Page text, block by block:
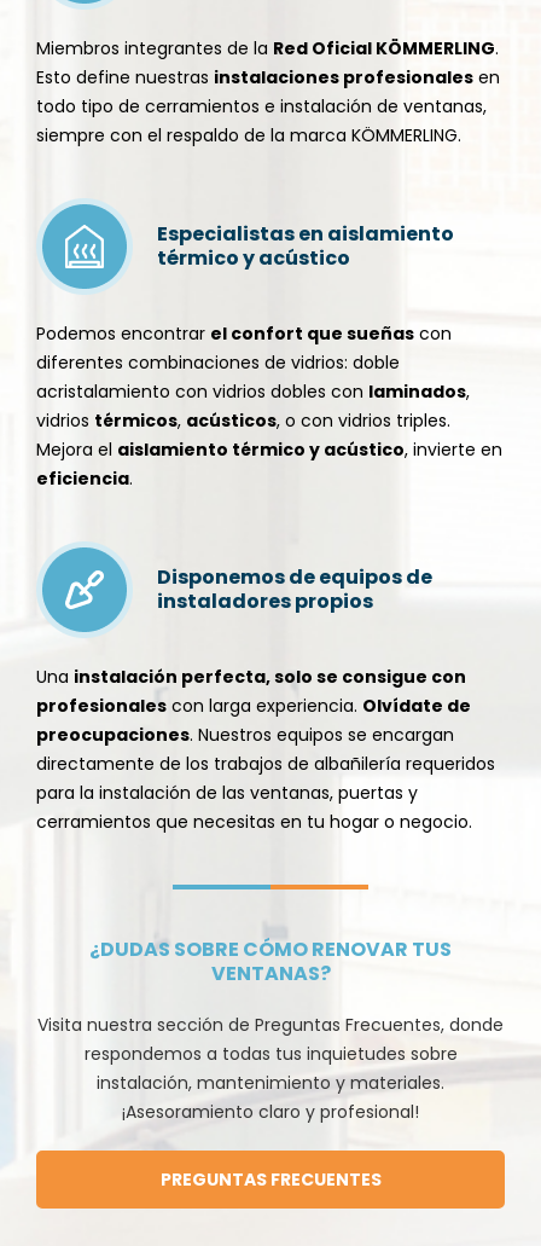
Miembros integrantes de la Red Oficial KÖMMERLING.
Esto define nuestras instalaciones profesionales en
todo tipo de cerramientos e instalación de ventanas,
siempre con el respaldo de la marca KÖMMERLING.
Especialistas en aislamiento
térmico y acústico
Podemos encontrar el confort que sueñas con
diferentes combinaciones de vidrios: doble
acristalamiento con vidrios dobles con laminados,
vidrios térmicos, acústicos, o con vidrios triples.
Mejora el aislamiento térmico y acústico, invierte en
eficiencia.
Disponemos de equipos de
instaladores propios
Una instalación perfecta, solo se consigue con
profesionales con larga experiencia. Olvídate de
preocupaciones. Nuestros equipos se encargan
directamente de los trabajos de albañilería requeridos
para la instalación de las ventanas, puertas y
cerramientos que necesitas en tu hogar o negocio.
¿DUDAS SOBRE CÓMO RENOVAR TUS
VENTANAS?
Visita nuestra sección de Preguntas Frecuentes, donde
respondemos a todas tus inquietudes sobre
instalación, mantenimiento y materiales.
¡Asesoramiento claro y profesional!
PREGUNTAS FRECUENTES